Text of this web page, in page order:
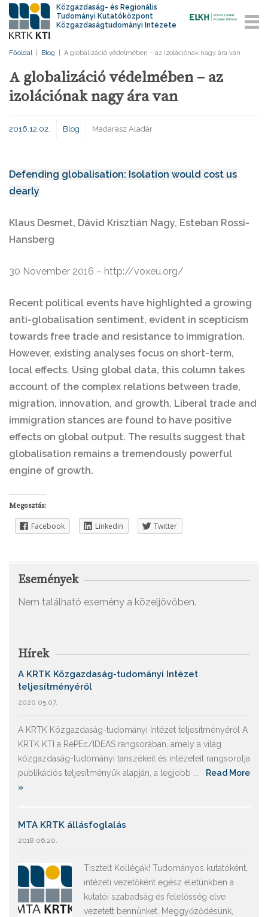
Közgazdaság- és Regionális
Tudományi Kutatóközpont
Közgazdaságtudományi Intézete
Főoldal Blog A globalizáció védelmében – az izolációnak nagy ára van
A globalizáció védelmében – az
izolációnak nagy ára van
2016.12.02. Blog Madarász Aladár
Defending globalisation: Isolation would cost us
dearly
Klaus Desmet, Dávid Krisztián Nagy, Esteban Rossi-
Hansberg
30 November 2016 – http://voxeu.org/
Recent political events have highlighted a growing
anti-globalisation sentiment, evident in scepticism
towards free trade and resistance to immigration.
However, existing analyses focus on short-term,
local effects. Using global data, this column takes
account of the complex relations between trade,
migration, innovation, and growth. Liberal trade and
immigration stances are found to have positive
effects on global output. The results suggest that
globalisation remains a tremendously powerful
engine of growth.
Megosztás:
Facebook Linkedin Twitter
Események
Nem található esemény a közeljövőben.
Hírek
A KRTK Közgazdaság-tudományi Intézet
teljesítményéről
2020.05.07.
A KRTK Közgazdaság-tudományi Intézet teljesítményéről A
KRTK KTI a RePEc/IDEAS rangsorában, amely a világ
közgazdaság-tudományi tanszékeit és intézeteit rangsorolja
publikációs teljesítményük alapján, a legjobb ...
Read More
»
MTA KRTK állásfoglalás
2018.06.20.
Tisztelt Kollégák! Tudományos kutatóként,
intézeti vezetőként egész életünkben a
kutatói szabadság és felelősség elve
vezetett bennünket. Meggyőződésünk,